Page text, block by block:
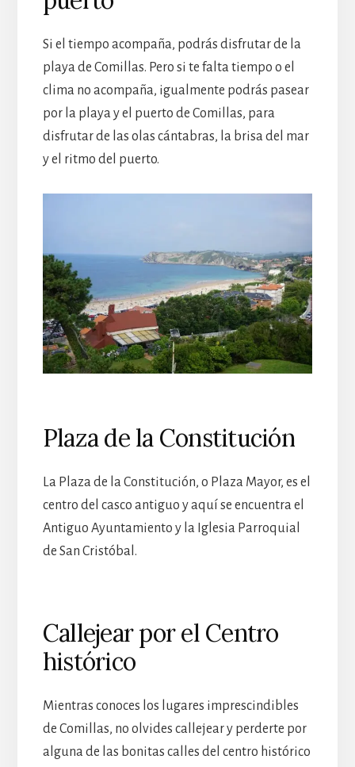
Si el tiempo acompaña, podrás disfrutar de la
playa de Comillas. Pero si te falta tiempo o el
clima no acompaña, igualmente podrás pasear
por la playa y el puerto de Comillas, para
disfrutar de las olas cántabras, la brisa del mar
y el ritmo del puerto.
Plaza de la Constitución
La Plaza de la Constitución, o Plaza Mayor, es el
centro del casco antiguo y aquí se encuentra el
Antiguo Ayuntamiento y la Iglesia Parroquial
de San Cristóbal.
Callejear por el Centro
histórico
Mientras conoces los lugares imprescindibles
de Comillas, no olvides callejear y perderte por
alguna de las bonitas calles del centro histórico